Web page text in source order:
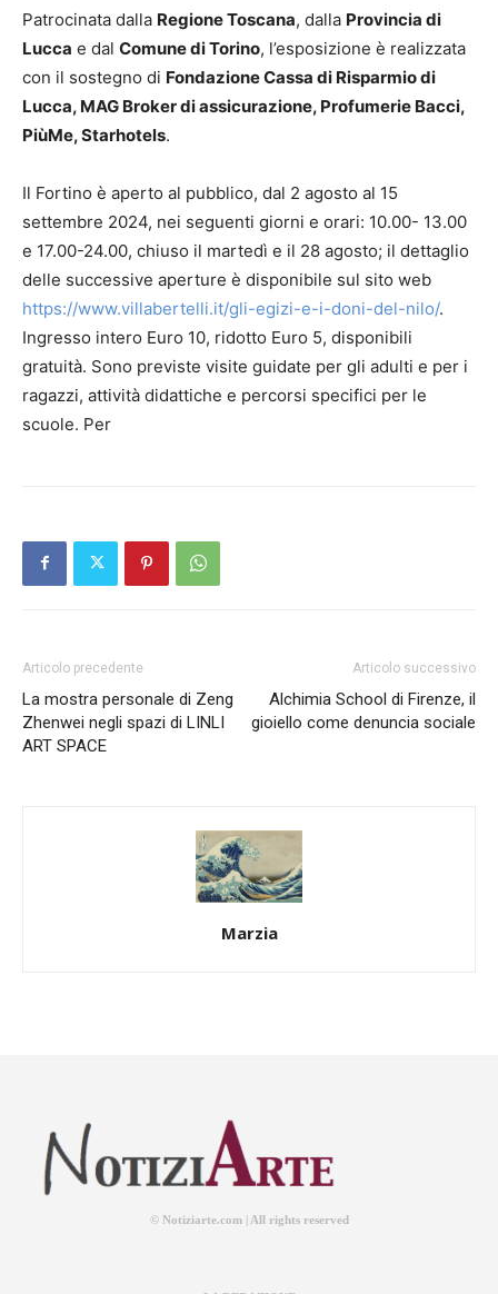
Patrocinata dalla Regione Toscana, dalla Provincia di
Lucca e dal Comune di Torino, l’esposizione è realizzata
con il sostegno di Fondazione Cassa di Risparmio di
Lucca, MAG Broker di assicurazione, Profumerie Bacci,
PiùMe, Starhotels.
Il Fortino è aperto al pubblico, dal 2 agosto al 15
settembre 2024, nei seguenti giorni e orari: 10.00- 13.00
e 17.00-24.00, chiuso il martedì e il 28 agosto; il dettaglio
delle successive aperture è disponibile sul sito web
https://www.villabertelli.it/gli-egizi-e-i-doni-del-nilo/.
Ingresso intero Euro 10, ridotto Euro 5, disponibili
gratuità. Sono previste visite guidate per gli adulti e per i
ragazzi, attività didattiche e percorsi specifici per le
scuole. Per
Articolo precedente
La mostra personale di Zeng
Zhenwei negli spazi di LINLI
ART SPACE
Articolo successivo
Alchimia School di Firenze, il
gioiello come denuncia sociale
Marzia
© Notiziarte.com | All rights reserved